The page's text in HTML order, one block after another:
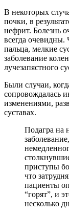
В некоторых
почки, в
нефрит. Болезнь
всегда очевидны.
пальца, мелкие
заболевание
лучезапястного
Были случаи,
сопровождалась
изменениями,
суставах.
Подагра на
приступы
что
пациенты
“горят”, и
несколько